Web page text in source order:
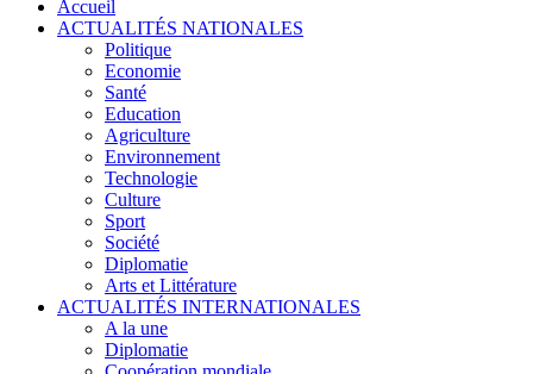
Accueil
ACTUALITÉS NATIONALES
Politique
Economie
Santé
Education
Agriculture
Environnement
Technologie
Culture
Sport
Société
Diplomatie
Arts et Littérature
ACTUALITÉS INTERNATIONALES
A la une
Diplomatie